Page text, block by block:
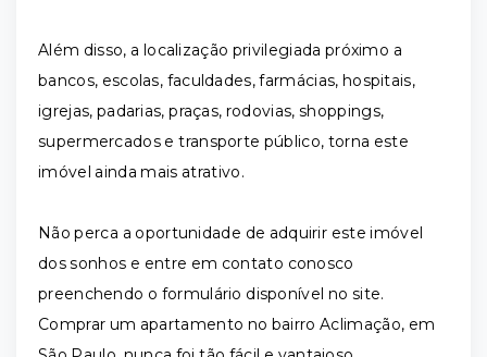
Além disso, a localização privilegiada próximo a
bancos, escolas, faculdades, farmácias, hospitais,
igrejas, padarias, praças, rodovias, shoppings,
supermercados e transporte público, torna este
imóvel ainda mais atrativo.
Não perca a oportunidade de adquirir este imóvel
dos sonhos e entre em contato conosco
preenchendo o formulário disponível no site.
Comprar um apartamento no bairro Aclimação, em